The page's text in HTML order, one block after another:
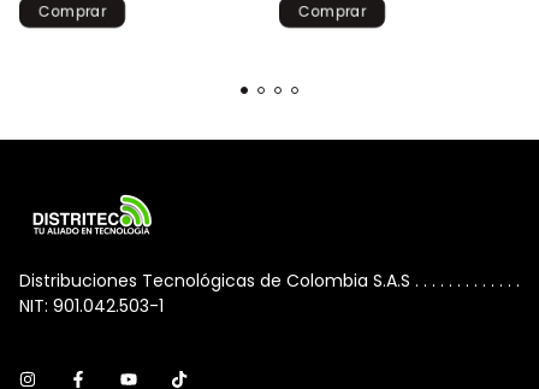
Distribuciones Tecnológicas de Colombia S.A.S . . . . . . . . . . . . .
NIT: 901.042.503-1